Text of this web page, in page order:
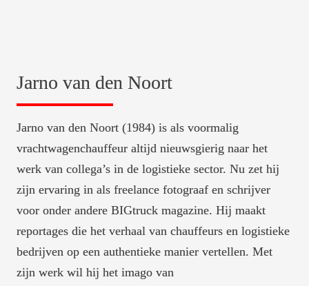
Jarno van den Noort
Jarno van den Noort (1984) is als voormalig
vrachtwagenchauffeur altijd nieuwsgierig naar het
werk van collega’s in de logistieke sector. Nu zet hij
zijn ervaring in als freelance fotograaf en schrijver
voor onder andere BIGtruck magazine. Hij maakt
reportages die het verhaal van chauffeurs en logistieke
bedrijven op een authentieke manier vertellen. Met
zijn werk wil hij het imago van